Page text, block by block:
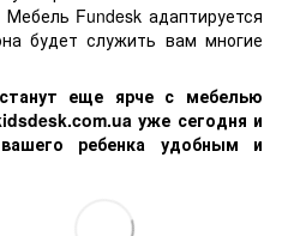
Fundesk адаптируется
будет служить вам многие
еще ярче с мебелью
уже сегодня и
ребенка удобным и